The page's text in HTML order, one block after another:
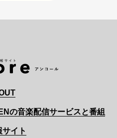
の音楽配信サービスと番組
サイト